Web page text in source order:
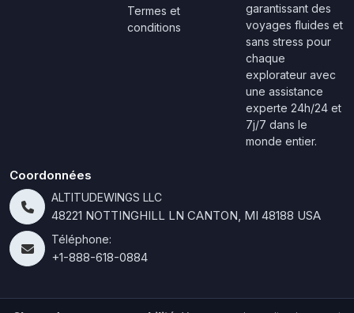
Termes et
conditions
garantissant des
voyages fluides et
sans stress pour
chaque
explorateur avec
une assistance
experte 24h/24 et
7j/7 dans le
monde entier.
Coordonnées
ALTITUDEWINGS LLC
48221 NOTTINGHILL LN CANTON, MI 48188 USA
Téléphone:
+1-888-618-0884